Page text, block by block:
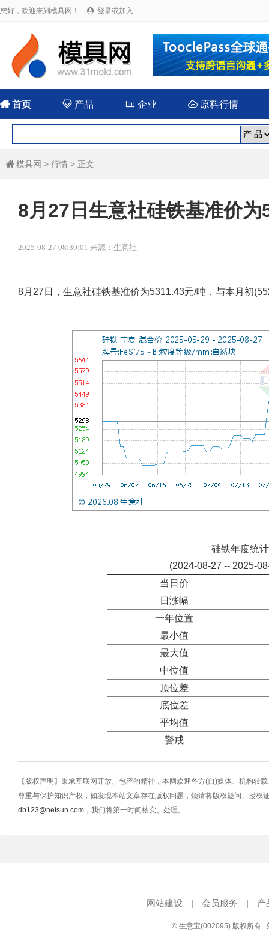
您好，欢迎来到模具网！  登录或加入
首页  产品 企业 原料行情
 模具网 > 行情 > 正文
8月27日生意社硅铁基准价
2025-08-27 08:30:01 来源：生意社
8月27日，生意社硅铁基准价为5311.43元/吨，与本月初
硅铁年度统计
(2024-08-27 -- 2025-
当日价
日涨幅
一年位置
最小值
最大值
中位值
顶位差
底位差
平均值
警戒
【版权声明】秉承互联网开放、包容的精神，本网欢迎各方(自)媒体、机构转
尊重与保护知识产权，如发现本站文章存在版权问题，烦请将版权疑问、授权
db123@netsun.com ，我们将第一时间核实、处理。
网站建设 | 会员服务 | 产
© 生意宝(002095) 版权所有